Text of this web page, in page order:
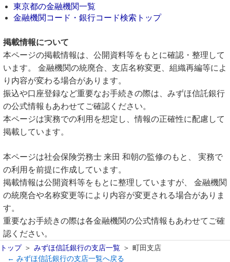
東京都の金融機関一覧
金融機関コード・銀行コード検索トップ
掲載情報について
本ページの掲載情報は、公開資料等をもとに確認・整理して
います。 金融機関の統廃合、支店名称変更、組織再編等によ
り内容が変わる場合があります。
振込や口座登録など重要なお手続きの際は、みずほ信託銀行
の公式情報もあわせてご確認ください。
本ページは実務での利用を想定し、情報の正確性に配慮して
掲載しています。
本ページは社会保険労務士 来田 和朝の監修のもと、 実務で
の利用を前提に作成しています。
掲載情報は公開資料等をもとに整理していますが、 金融機関
の統廃合や名称変更等により内容が変更される場合がありま
す。
重要なお手続きの際は各金融機関の公式情報もあわせてご確
認ください。
トップ みずほ信託銀行の支店一覧
町田支店
← みずほ信託銀行の支店一覧へ戻る